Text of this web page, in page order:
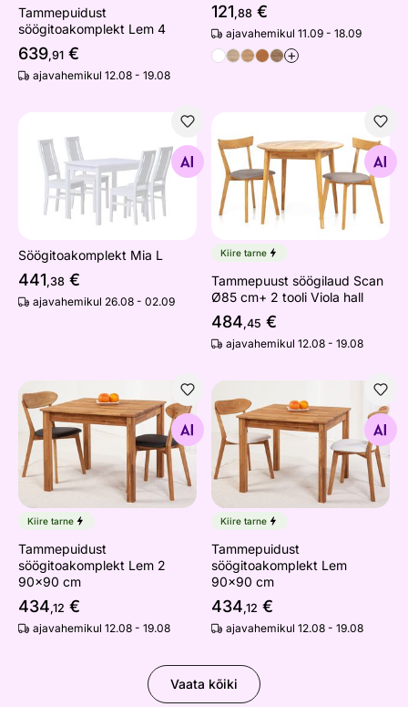
Tammepuidust
söögitoakomplekt Lem 4
639,91 €
ajavahemikul 12.08 - 19.08
121,88 €
ajavahemikul 11.09 - 18.09
+
Söögitoakomplekt Mia L
Otsi sarnaseid
Söögitoakomplekt Mia L
441,38 €
ajavahemikul 26.08 - 02.09
Tammepuust söögilaud
Otsi sarnaseid
Kiire tarne
Tammepuust söögilaud Scan
Ø85 cm+ 2 tooli Viola hall
484,45 €
ajavahemikul 12.08 - 19.08
Tammepuidust söögitoakomplekt Lem 2 90x90 cm
Otsi sarnaseid
Kiire tarne
Tammepuidust
söögitoakomplekt Lem 2
90x90 cm
434,12 €
ajavahemikul 12.08 - 19.08
Tammepuidust
Otsi sarnaseid
Kiire tarne
Tammepuidust
söögitoakomplekt Lem
90x90 cm
434,12 €
ajavahemikul 12.08 - 19.08
Vaata kõiki